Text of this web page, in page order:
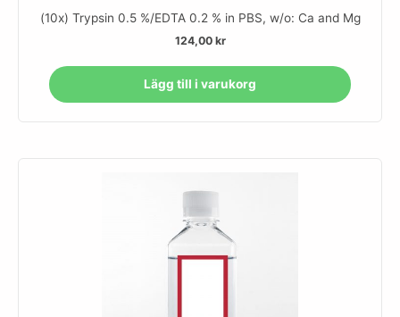
(10x) Trypsin 0.5 %/EDTA 0.2 % in PBS, w/o: Ca and Mg
124,00 kr
Lägg till i varukorg